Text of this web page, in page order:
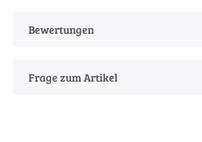
Bewertungen
Frage zum Artikel